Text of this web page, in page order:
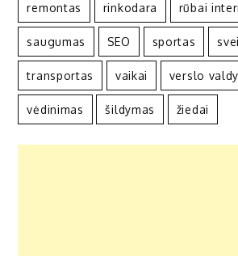
remontas rinkodara rūbai
saugumas SEO sportas
transportas vaikai verslo
vėdinimas šildymas žiedai